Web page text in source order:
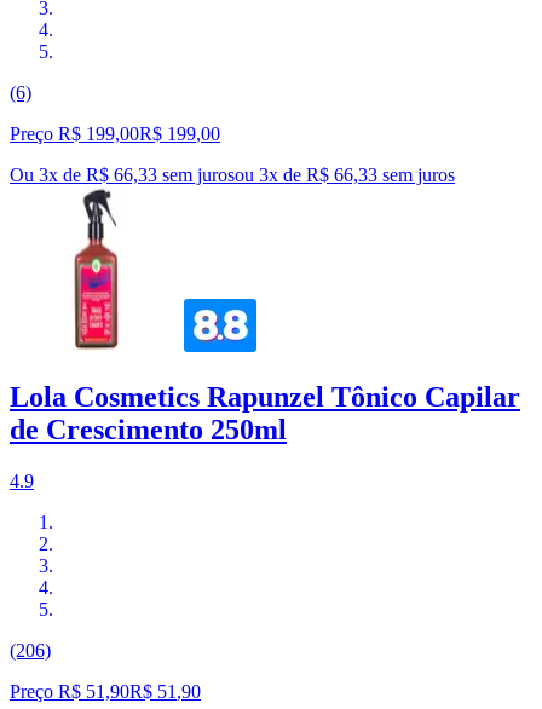
(6)
Preço R$ 199,00R$ 199,00
Ou 3x de R$ 66,33 sem jurosou 3x de R$ 66,33 sem juros
Lola Cosmetics Rapunzel Tônico Capilar
de Crescimento 250ml
4.9
(206)
Preço R$ 51,90R$ 51 ,90